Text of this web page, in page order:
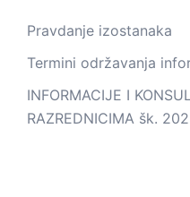
Pravdanje izostanaka
Termini održavanja
INFORMACIJE I
RAZREDNICIMA šk.